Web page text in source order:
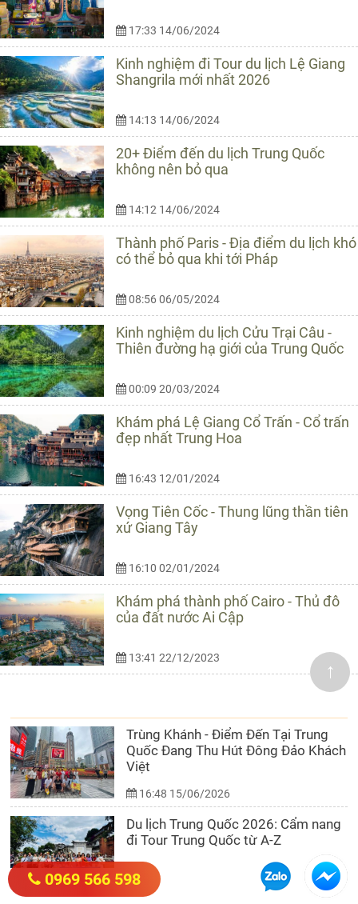
17:33 14/06/2024
Kinh nghiệm đi Tour du lịch Lệ Giang
Shangrila mới nhất 2026
14:13 14/06/2024
20+ Điểm đến du lịch Trung Quốc
không nên bỏ qua
14:12 14/06/2024
Thành phố Paris - Địa điểm du lịch khó
có thể bỏ qua khi tới Pháp
08:56 06/05/2024
Kinh nghiệm du lịch Cửu Trại Câu -
Thiên đường hạ giới của Trung Quốc
00:09 20/03/2024
Khám phá Lệ Giang Cổ Trấn - Cổ trấn
đẹp nhất Trung Hoa
16:43 12/01/2024
Vọng Tiên Cốc - Thung lũng thần tiên
xứ Giang Tây
16:10 02/01/2024
Khám phá thành phố Cairo - Thủ đô
của đất nước Ai Cập
13:41 22/12/2023
Trùng Khánh - Điểm Đến Tại Trung
Quốc Đang Thu Hút Đông Đảo Khách
Việt
16:48 15/06/2026
Du lịch Trung Quốc 2026: Cẩm nang
đi Tour Trung Quốc từ A-Z
15:03 11/06/2026
↑
0969 566 598